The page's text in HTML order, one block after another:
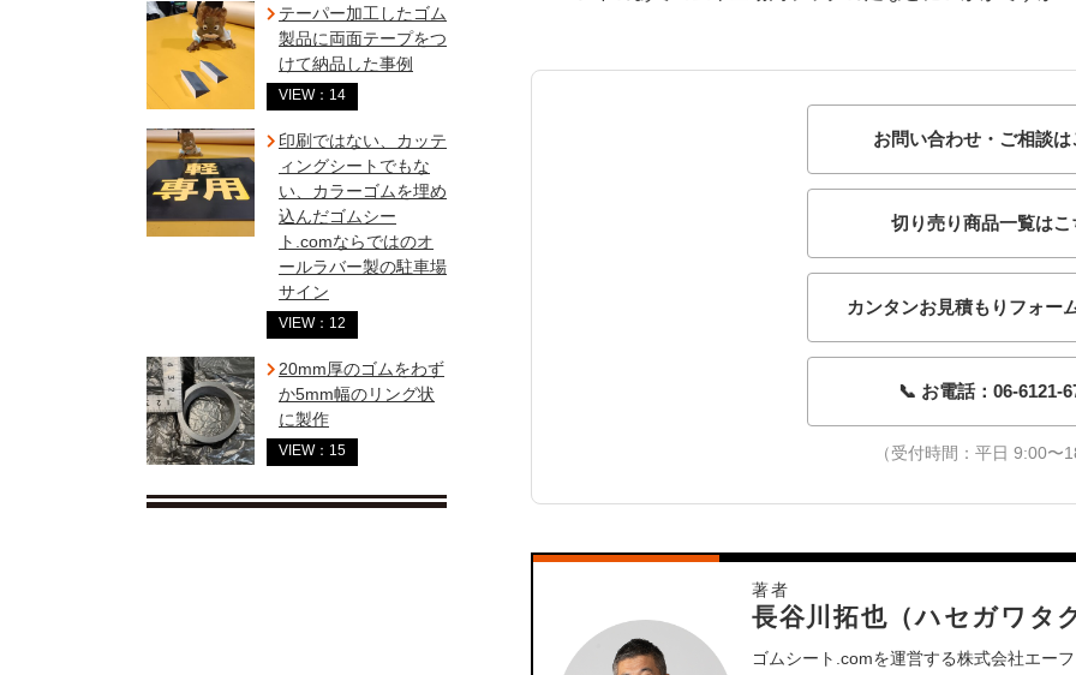
お問い合わせ・ご相談は
切り売り商品一覧はこ
カンタンお見積もりフォー
📞 お電話：06-6121-
（受付時間：平日 9:00〜
著者
長谷川拓也（ハセガワタ
ゴムシート.comを運営する株式会社エー
テーパー加工したゴム
製品に両面テープをつ
けて納品した事例
VIEW：14
印刷ではない、カッテ
ィングシートでもな
い、カラーゴムを埋め
込んだゴムシー
ト.comならではのオ
ールラバー製の駐車場
サイン
VIEW：12
20mm厚のゴムをわず
か5mm幅のリング状
に製作
VIEW：15